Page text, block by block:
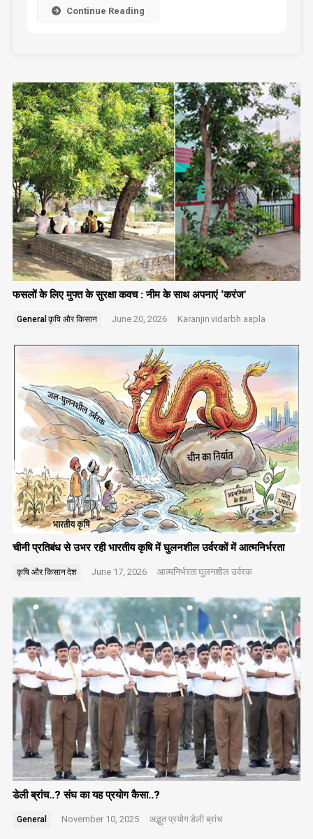
Continue Reading
फसलों के लिए मुफ्त के सुरक्षा कवच : नीम के साथ अपनाएं ‘करंज’
General कृषि और किसान June 20, 2026 Karanjin vidarbh aapla
चीनी प्रतिबंध से उभर रही भारतीय कृषि में घुलनशील उर्वरकों में आत्मनिर्भरता
कृषि और किसानदेश June 17, 2026 आत्मनिर्भरताघुलनशील उर्वरक
डेली ब्रांच..? संघ का यह प्रयोग कैसा..?
General November 10, 2025 अद्भुत प्रयोगडेली ब्रांच